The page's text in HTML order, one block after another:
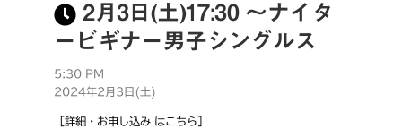
2月3日(土)17:30 ～ナイタ
ービギナー男子シングルス
5:30 PM
2024年2月3日(土)
［詳細・お申し込み はこちら］